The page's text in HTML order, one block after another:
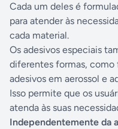
Cada um deles é
para atender às
cada material.
Os adesivos especiais
diferentes formas, como
adesivos em aerossol e
Isso permite que os
atenda às suas
Independentemente da